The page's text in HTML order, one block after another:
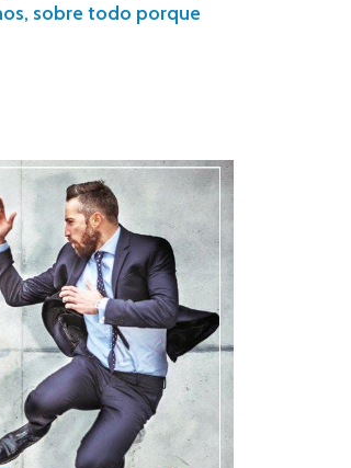
sobre todo porque